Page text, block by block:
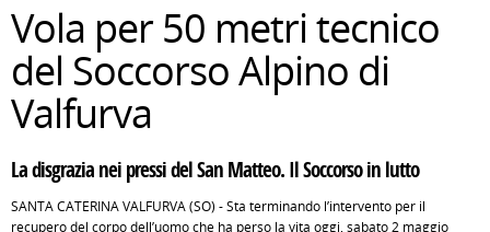
Vola per 50 metri tecnico
del Soccorso Alpino di
Valfurva
La disgrazia nei pressi del San Matteo. Il Soccorso in lutto
SANTA CATERINA VALFURVA (SO) - Sta terminando l’intervento per il
recupero del corpo dell’uomo che ha perso la vita oggi, sabato 2 maggio